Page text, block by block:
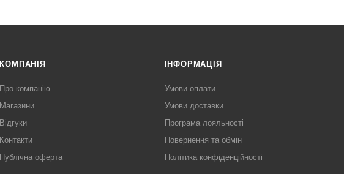
КОМПАНІЯ
Про компанію
Магазини
Відгуки
Контакти
Публічна оферта
ІНФОРМАЦІЯ
Умови оплати
Умови доставки
Програма лояльності
Повернення та обмін
Політика конфіденційності